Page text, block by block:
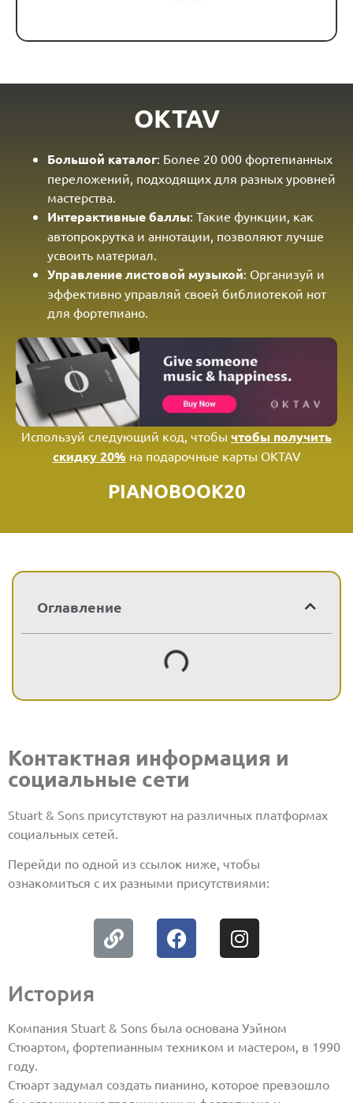
OKTAV
Большой каталог: Более 20 000 фортепианных
переложений, подходящих для разных уровней
мастерства.
Интерактивные баллы: Такие функции, как
автопрокрутка и аннотации, позволяют лучше
усвоить материал.
Управление листовой музыкой: Организуй и
эффективно управляй своей библиотекой нот
для фортепиано.
Используй следующий код, чтобы чтобы получить
скидку 20% на подарочные карты OKTAV
PIANOBOOK20
Оглавление
Контактная информация и
социальные сети
Stuart & Sons присутствуют на различных платформах
социальных сетей.
Перейди по одной из ссылок ниже, чтобы
ознакомиться с их разными присутствиями:
История
Компания Stuart & Sons была основана Уэйном
Стюартом, фортепианным техником и мастером, в 1990
году.
Стюарт задумал создать пианино, которое превзошло